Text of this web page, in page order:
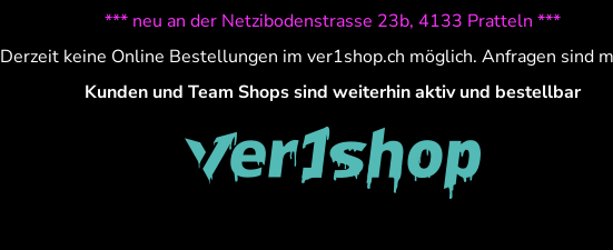
*** neu an der Netzibodenstrasse 23b, 4133 Pratteln ***
Derzeit keine Online Bestellungen im ver1shop.ch möglich. Anfragen sind
Kunden und Team Shops sind weiterhin aktiv und bestellbar